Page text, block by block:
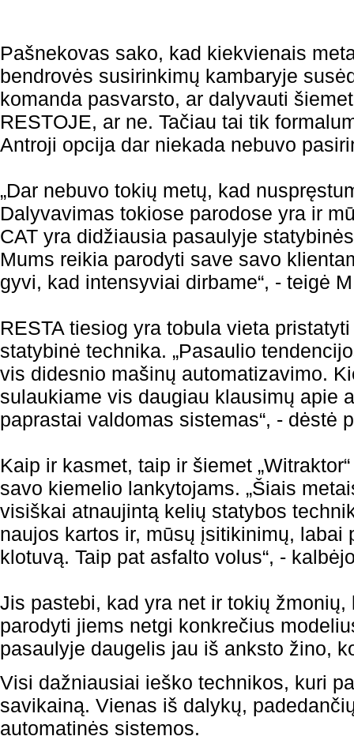
Pašnekovas sako, kad kiekvienais
bendrovės susirinkimų kambaryje
komanda pasvarsto, ar dalyvauti šiemet
RESTOJE, ar ne. Tačiau tai tik
Antroji opcija dar niekada nebuvo
„Dar nebuvo tokių metų, kad
Dalyvavimas tokiose parodose yra ir
CAT yra didžiausia pasaulyje
Mums reikia parodyti save savo
gyvi, kad intensyviai dirbame“, - teigė
RESTA tiesiog yra tobula vieta
statybinė technika. „Pasaulio
vis didesnio mašinų automatizavimo.
sulaukiame vis daugiau klausimų apie
paprastai valdomas sistemas“, - dėstė
Kaip ir kasmet, taip ir šiemet
savo kiemelio lankytojams. „Šiais
visiškai atnaujintą kelių statybos
naujos kartos ir, mūsų įsitikinimų, labai
klotuvą. Taip pat asfalto volus“, -
Jis pastebi, kad yra net ir tokių
parodyti jiems netgi konkrečius
pasaulyje daugelis jau iš anksto žino,
Visi dažniausiai ieško technikos, kuri
savikainą. Vienas iš dalykų,
automatinės sistemos.